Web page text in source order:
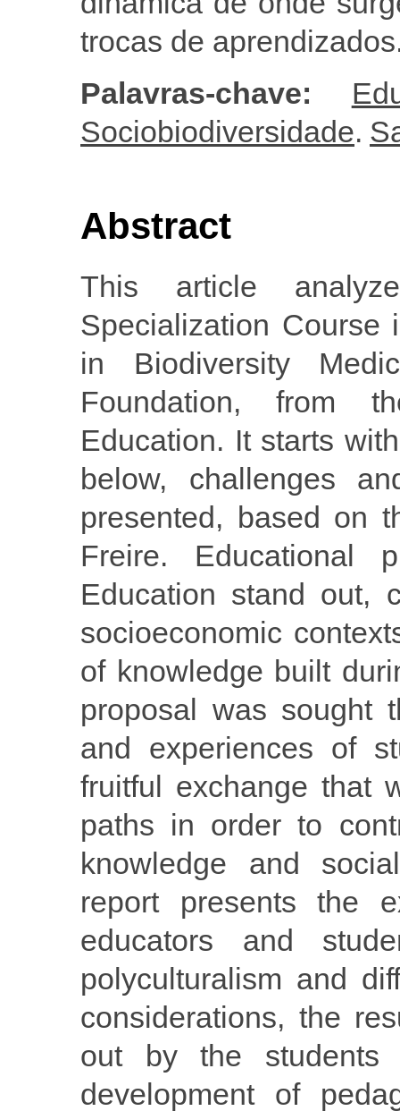
trocas de
Palavras-chave:
Sociobiodiversidade.
Abstract
This article
Specialization Course
in Biodiversity
Foundation, from
Education. It starts
below, challenges
presented, based on
Freire. Educational
Education stand out,
socioeconomic
of knowledge built
proposal was sought
and experiences of
fruitful exchange that
paths in order to
knowledge and
report presents the
educators and
polyculturalism and
considerations, the
out by the students
development of